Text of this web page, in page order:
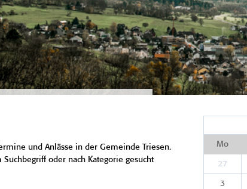
und Anlässe in der Gemeinde Triesen.
Suchbegriff oder nach Kategorie gesucht
Mo
27
3